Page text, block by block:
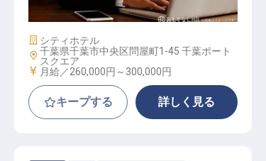
施設業態
シティホテル
勤務地
千葉県千葉市中央区問屋町1-45 千葉ポート
スクエア
給与
月給／260,000円～ 300,000円
キープする 詳しく見る